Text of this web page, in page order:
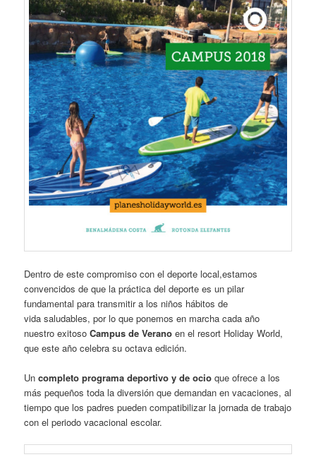
Dentro de este compromiso con el deporte local,estamos
convencidos de que la práctica del deporte es un pilar
fundamental para transmitir a los niños hábitos de
vida saludables, por lo que ponemos en marcha cada año
nuestro exitosoCampus de Verano en el resort Holiday World,
que este año celebra su octava edición.
Uncompleto programa deportivo y de ocio que ofrece a los
más pequeños toda la diversión que demandan en vacaciones, al
tiempo que los padres pueden compatibilizar la jornada de trabajo
con el periodo vacacional escolar.